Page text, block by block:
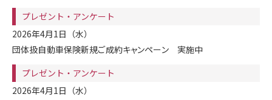
プレゼント・アンケート
2026年4月1日（水）
団体扱自動車保険新規ご成約キャンペーン 実施中
プレゼント・アンケート
2026年4月1日（水）